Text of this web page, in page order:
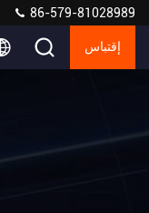
86-579-81028989
إقتباس